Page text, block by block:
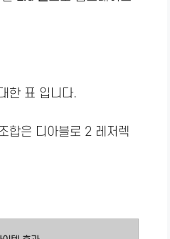
한 표 입니다.
합은 디아블로 2 레저렉